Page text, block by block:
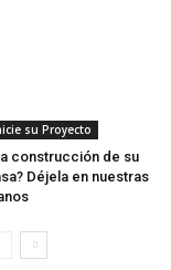
su Proyecto
construcción de su
Déjela en nuestras